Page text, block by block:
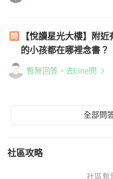
【悅讀星光大樓】附
的小孩都在哪裡念書？
暫無回答，去Line問
全部問
社區攻略
社區暫